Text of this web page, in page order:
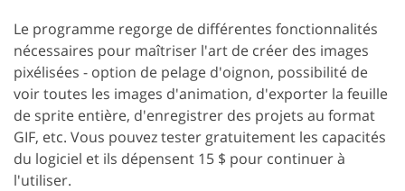
Le programme regorge de différentes fonctionnalités
nécessaires pour maîtriser l'art de créer des images
pixélisées - option de pelage d'oignon, possibilité de
voir toutes les images d'animation, d'exporter la feuille
de sprite entière, d'enregistrer des projets au format
GIF, etc. Vous pouvez tester gratuitement les capacités
du logiciel et ils dépensent 15 $ pour continuer à
l'utiliser.